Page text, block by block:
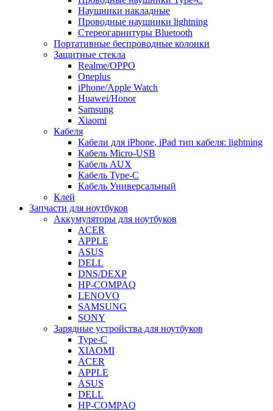
Наушники накладные
Проводные наушники lightning
Стереогарнитуры Bluetooth
Портативные беспроводные колонки
Защитные стекла
Realme/OPPO
Oneplus
iPhone/Apple Watch
Huawei/Honor
Samsung
Xiaomi
Кабеля
Кабели для iPhone, iPad тип кабеля: lightning
Кабель Micro-USB
Кабель AUX
Кабель Type-C
Кабель Универсальный
Клей
Запчасти для ноутбуков
Аккумуляторы для ноутбуков
ACER
APPLE
ASUS
DELL
DNS/DEXP
HP-COMPAQ
LENOVO
SAMSUNG
SONY
Зарядные устройства для ноутбуков
Type-C
XIAOMI
ACER
APPLE
ASUS
DELL
HP-COMPAQ